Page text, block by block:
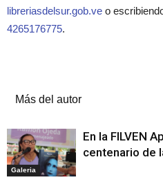
libreriasdelsur.gob.ve o
4265176775.
Más del autor
Galeria
En la FILVEN
centenario de